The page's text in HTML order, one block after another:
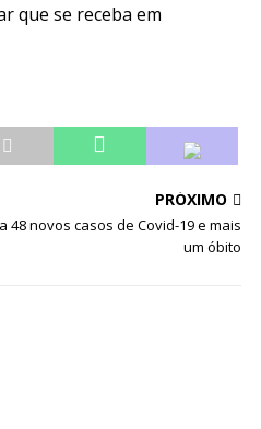
que se receba em
PRÓXIMO
48 novos casos de Covid-19 e mais
um óbito